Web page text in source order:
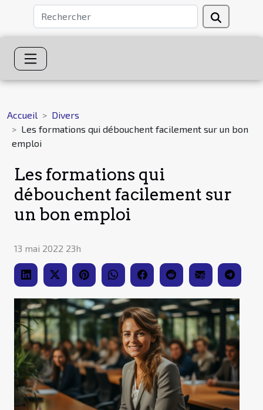
Accueil
Divers
Les formations qui débouchent facilement sur un bon
emploi
Les formations qui
débouchent facilement sur
un bon emploi
13 mai 2022 23h